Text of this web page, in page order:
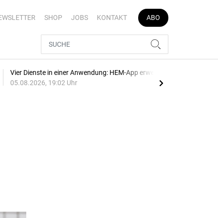
SHOP JOBS KONTAKT ABO
Vier Dienste in einer Anwendung: HEM-App erweitert
05.08.2026, 19:02 Uhr